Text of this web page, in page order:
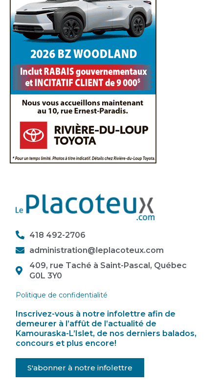
418 492-2706
administration@leplacoteux.com
409, rue Taché à Saint-Pascal, Québec
G0L 3Y0
Politique de confidentialité
Inscrivez-vous à notre infolettre afin de
demeurer à l’affût de l’actualité de
Kamouraska-L’Islet, de nos derniers balados,
concours et plus encore!
S'abonner à notre infolettre